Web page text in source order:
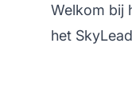
Welkom bij
het